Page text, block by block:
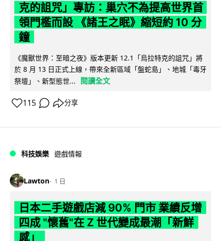
克的詛咒」專訪：巢穴不為提高世界首
領門檻而設 《諸王之眠》縮短約 10 分
鐘
《魔獸世界：至暗之夜》版本更新 12.1「烏拉特克的詛咒」將
於 8 月 13 日正式上線，帶來全新區域「盤蛇島」、地城「毒牙
祭壇」、新型態世...
閱讀全文
115 分享
科技娛樂 遊戲情報
Lawton 1 日
日本二手遊戲店減 90% 門市 業績反增
四成 "懷舊"在 Z 世代變成最潮「新鮮
感」